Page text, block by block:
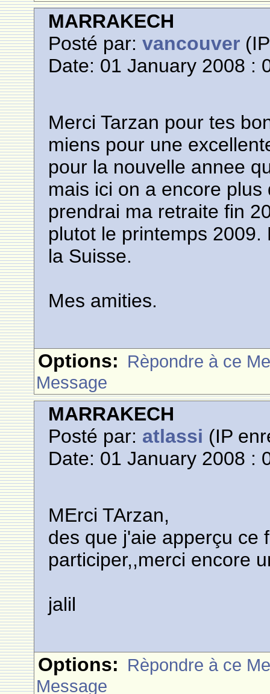
MARRAKECH
Posté par:vancouver
Date: 01 January 2008 :
Merci Tarzan pour tes
miens pour une
pour la nouvelle annee
mais ici on a encore
prendrai ma retraite fin
plutot le printemps
la Suisse.
Mes amities.
Options: Rèpondre à ce
Message
MARRAKECH
Posté par: atlassi (IP
Date: 01 January 2008 :
MErci TArzan,
des que j'aie apperçu ce
participer,,merci encore
jalil
Options: Rèpondre à ce
Message